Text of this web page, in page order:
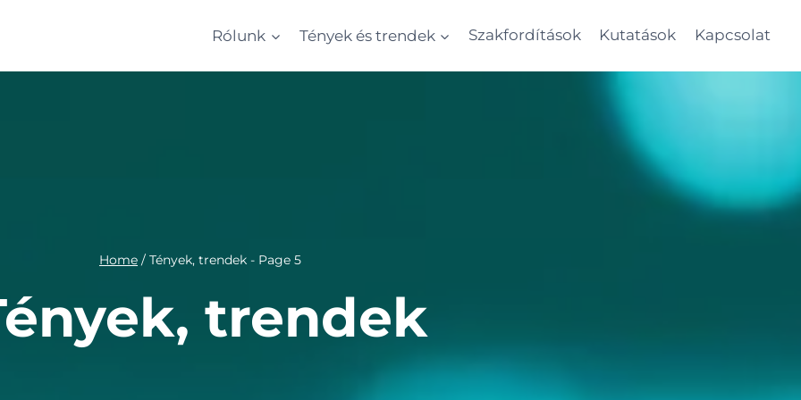
Rólunk Tények és trendek Szakfordítások Kutatások Kapcsolat
Home / Tények, trendek - Page 5
trendek